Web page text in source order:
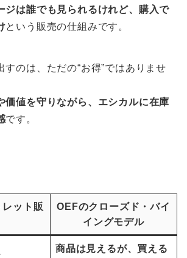
ジは誰でも見られるけれど、購入で
という販売の仕組みです。
すのは、ただの“お得”ではありませ
価値を守りながら、エシカルに在庫
です。
ット販
OEFのクローズド・バイ
イングモデル
商品は見えるが、買える